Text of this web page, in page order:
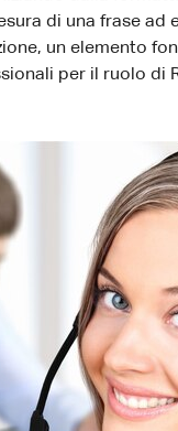
di una frase
un elemento
per il ruolo di